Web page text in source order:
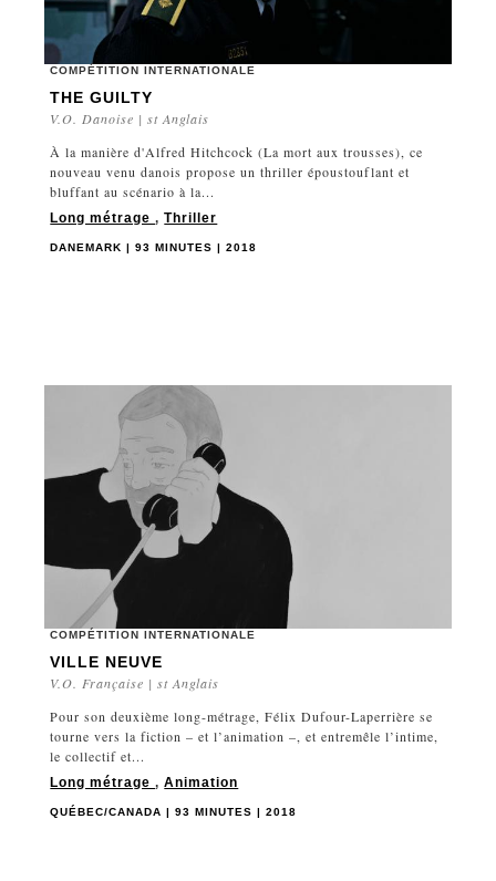
COMPÉTITION INTERNATIONALE
THE GUILTY
V.O. Danoise | st Anglais
À la manière d'Alfred Hitchcock (La mort aux trousses), ce
nouveau venu danois propose un thriller époustouflant et
bluffant au scénario à la...
Long métrage,Thriller
DANEMARK | 93 MINUTES | 2018
COMPÉTITION INTERNATIONALE
VILLE NEUVE
V.O. Française | st Anglais
Pour son deuxième long-métrage, Félix Dufour-Laperrière se
tourne vers la fiction – et l’animation –, et entremêle l’intime,
le collectif et...
Long métrage,Animation
QUÉBEC/CANADA | 93 MINUTES | 2018